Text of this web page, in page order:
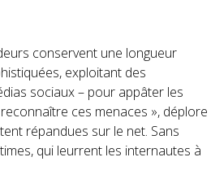
conservent une longueur
exploitant des
sociaux – pour appâter les
ces menaces », déplore
répandues sur le net. Sans
qui leurrent les internautes à